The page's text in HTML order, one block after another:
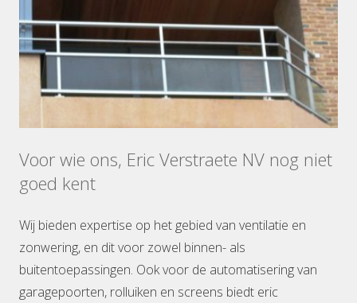
Voor wie ons, Eric Verstraete NV nog niet
goed kent
Wij bieden expertise op het gebied van ventilatie en
zonwering, en dit voor zowel binnen- als
buitentoepassingen. Ook voor de automatisering van
garagepoorten, rolluiken en screens biedt eric